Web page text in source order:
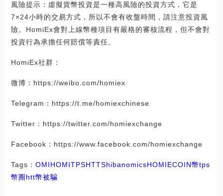
風險提示：虛擬貨幣投資是一種高風險的投資方式，它是
7×24小時的交易方式，所以不會有收盤時間，請注意投資風
險。HomiEx會對上線幣種項目有嚴格的審核流程，但不會對
投資行為承擔任何賠償等責任。
HomiEx社群：
微博：https://weibo.com/homiex
Telegram：https://t.me/homiexchinese
Twitter：https://twitter.com/homiexchange
Facebook：https://www.facebook.com/homiexchange
Tags： OMIHOMITPSHTTShibanomicsHOMIECOIN幣tps
幣圈 htt幣被騙